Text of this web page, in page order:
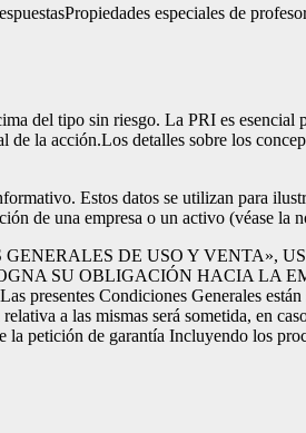
especiales de
del tipo sin riesgo. La PRI es
la acción.Los detalles sobre los
Estos datos se utilizan para
de una empresa o un activo (véase la
DE USO Y VENTA»,
SU OBLIGACIÓN HACIA LA
Condiciones Generales están
a las mismas será sometida, en
petición de garantía Incluyendo los